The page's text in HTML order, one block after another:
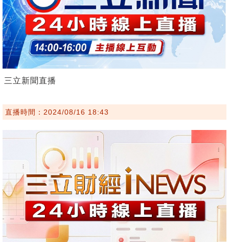
三立新聞直播
直播時間：2024/08/16 18:43